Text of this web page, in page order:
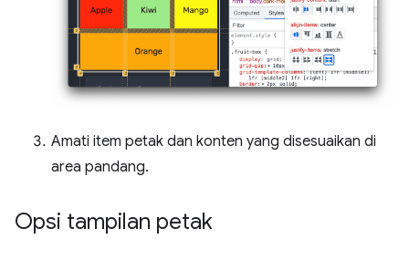
Amati item petak dan konten yang disesuaikan di
area pandang.
Opsi tampilan petak